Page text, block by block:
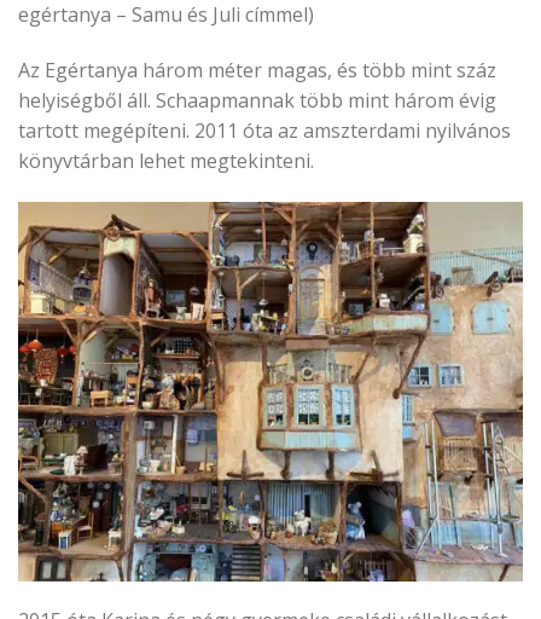
egértanya – Samu és Juli címmel)
Az Egértanya három méter magas, és több mint száz
helyiségből áll. Schaapmannak több mint három évig
tartott megépíteni. 2011 óta az amszterdami nyilvános
könyvtárban lehet megtekinteni.